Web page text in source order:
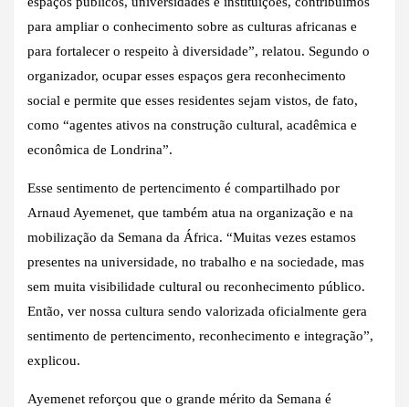
para ampliar o conhecimento sobre as culturas africanas e
para fortalecer o respeito à diversidade”, relatou. Segundo o
organizador, ocupar esses espaços gera reconhecimento
social e permite que esses residentes sejam vistos, de fato,
como “agentes ativos na construção cultural, acadêmica e
econômica de Londrina”.
Esse sentimento de pertencimento é compartilhado por
Arnaud Ayemenet, que também atua na organização e na
mobilização da Semana da África. “Muitas vezes estamos
presentes na universidade, no trabalho e na sociedade, mas
sem muita visibilidade cultural ou reconhecimento público.
Então, ver nossa cultura sendo valorizada oficialmente gera
sentimento de pertencimento, reconhecimento e integração”,
explicou.
Ayemenet reforçou que o grande mérito da Semana é